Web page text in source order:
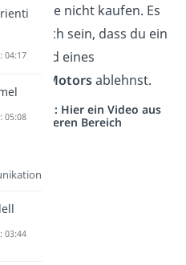
sie nicht kaufen. Es
auch sein, dass du ein
eines
Motorsablehnst.
vernetzt: Hier ein Video aus
anderen Bereich
04:17
05:08
03:44